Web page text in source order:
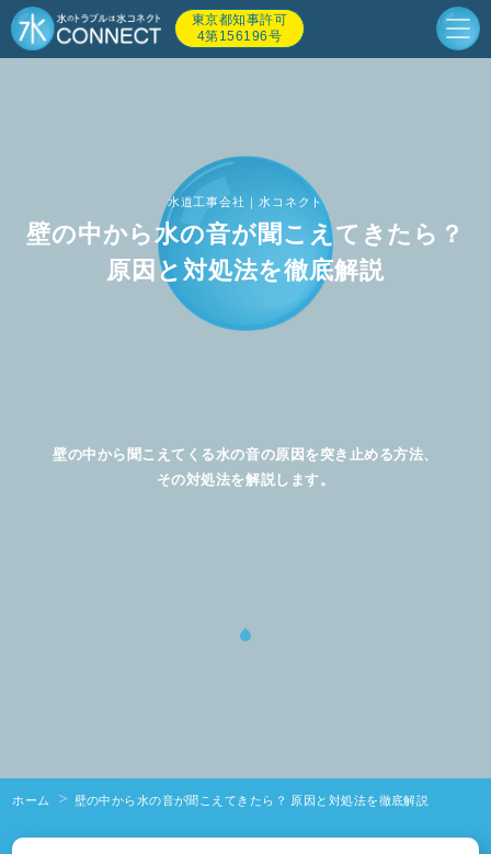
東京都知事許可
4第156196号
水道工事会社｜水コネクト
壁の中から水の音が聞こえてきたら？
原因と対処法を徹底解説
壁の中から聞こえてくる水の音の原因を突き止める方法、
その対処法を解説します。
ホーム 壁の中から水の音が聞こえてきたら？ 原因と対処法を徹底解説